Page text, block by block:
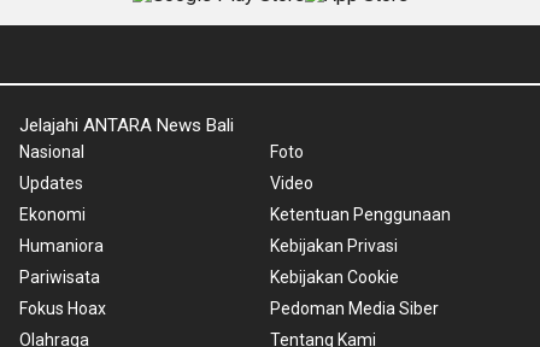
Jelajahi ANTARA News Bali
Nasional
Updates
Ekonomi
Humaniora
Pariwisata
Fokus Hoax
Olahraga
Foto
Video
Ketentuan Penggunaan
Kebijakan Privasi
Kebijakan Cookie
Pedoman Media Siber
Tentang Kami